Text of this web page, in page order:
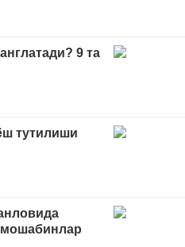
9 та
тутилиши